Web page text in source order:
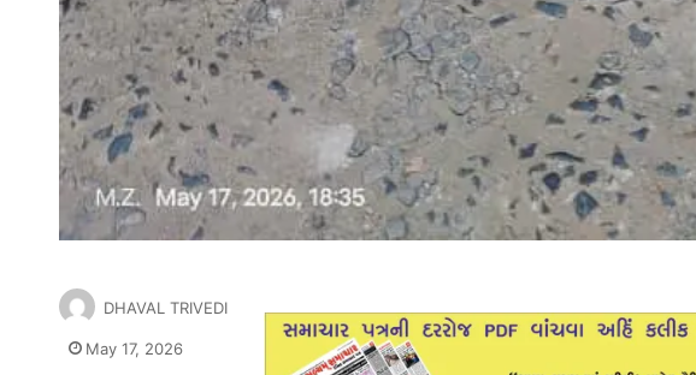
DHAVAL TRIVEDI
May 17, 2026